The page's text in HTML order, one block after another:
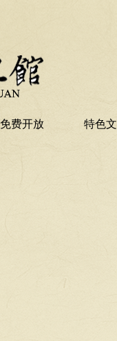
免费开放 特色